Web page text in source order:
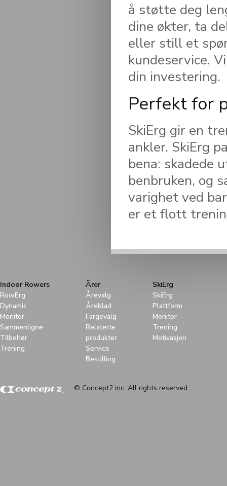
å støtte deg
dine økter, ta
eller still et
kundeservice.
din investering.
Perfekt for
SkiErg gir en
ankler. SkiErg
bena: skadede
benbruken, og
varighet ved
er et flott
Indoor Rowers
RowErg
Dynamic
Monitor
Sammenligne
Tilbehør
Trening
Årer
Årevalg
Åreblad
Fargevalg
Relaterte
produkter
Service
Bestilling
SkiErg
SkiErg
Plattform
Monitor
Trening
Motivasjon
© Concept2 inc. All rights reserved.